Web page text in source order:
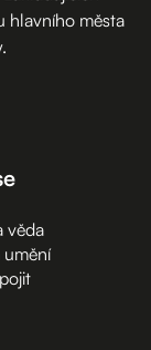
hlavního města
věda